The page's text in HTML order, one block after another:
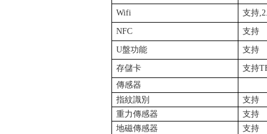
Wifi 支持
NFC 支持
U盤功能 支持
存儲卡 支持
傳感器
指紋識別
支持
重力傳感器
支持
地磁傳感器
支持